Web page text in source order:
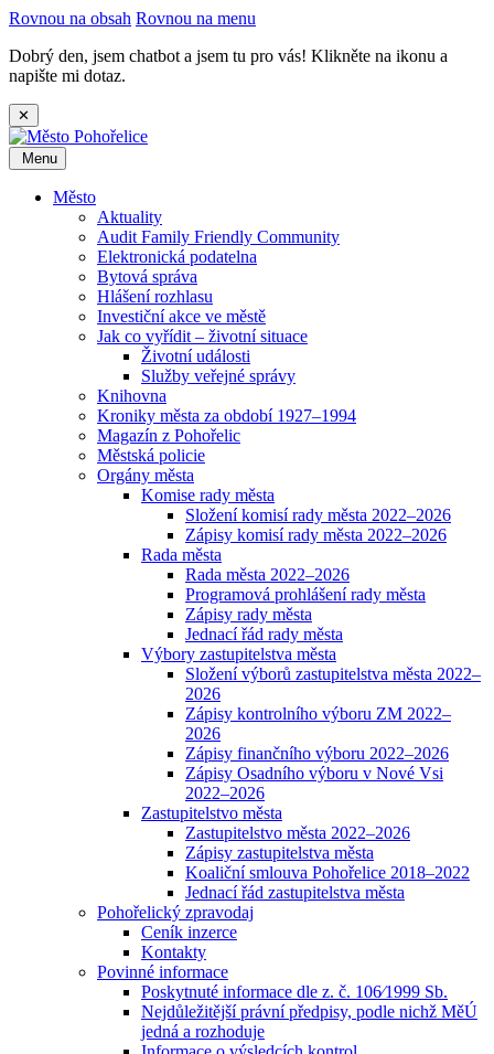
Rovnou na obsah Rovnou na menu
Dobrý den, jsem chatbot a jsem tu pro vás! Klikněte na ikonu a
napište mi dotaz.
✕
Menu
Město
Aktuality
Audit Family Friendly Community
Elektronická podatelna
Bytová správa
Hlášení rozhlasu
Investiční akce ve městě
Jak co vyřídit – životní situace
Životní události
Služby veřejné správy
Knihovna
Kroniky města za období 1927–1994
Magazín z Pohořelic
Městská policie
Orgány města
Komise rady města
Složení komisí rady města 2022–2026
Zápisy komisí rady města 2022–2026
Rada města
Rada města 2022–2026
Programová prohlášení rady města
Zápisy rady města
Jednací řád rady města
Výbory zastupitelstva města
Složení výborů zastupitelstva města 2022–
2026
Zápisy kontrolního výboru ZM 2022–
2026
Zápisy finančního výboru 2022–2026
Zápisy Osadního výboru v Nové Vsi
2022–2026
Zastupitelstvo města
Zastupitelstvo města 2022–2026
Zápisy zastupitelstva města
Koaliční smlouva Pohořelice 2018–2022
Jednací řád zastupitelstva města
Pohořelický zpravodaj
Ceník inzerce
Kontakty
Povinné informace
Poskytnuté informace dle z. č. 106⁄1999 Sb.
Nejdůležitější právní předpisy, podle nichž MěÚ
jedná a rozhoduje